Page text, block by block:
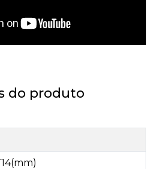
do produto